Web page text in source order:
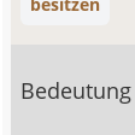
Bedeutung